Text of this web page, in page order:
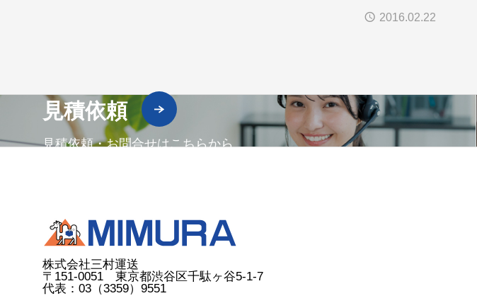
ト｜三村運送
2016.02.22
見積依頼
見積依頼・お問合せはこちらから
株式会社三村運送
〒151-0051 東京都渋谷区千駄ヶ谷5-1-7
代表：03（3359）9551